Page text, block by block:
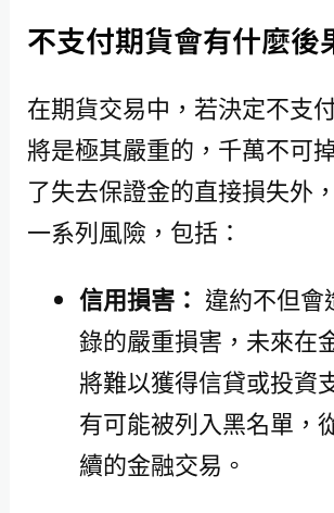
不支付期貨會有什麼後
在期貨交易中，若決定不支
將是極其嚴重的，千萬不可
了失去保證金的直接損失外
一系列風險，包括：
信用損害： 違約不但會
錄的嚴重損害，未來在
將難以獲得信貸或投資
有可能被列入黑名單，
續的金融交易。